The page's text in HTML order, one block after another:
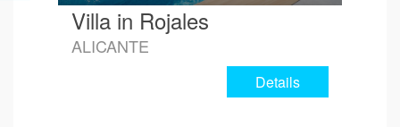
Villa in Rojales
ALICANTE
Details